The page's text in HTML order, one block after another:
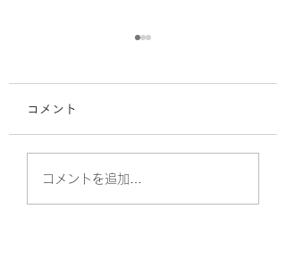
【U15男女】第29回や
ぶさめ祭りに参加しま
コメント
コメントを追加…